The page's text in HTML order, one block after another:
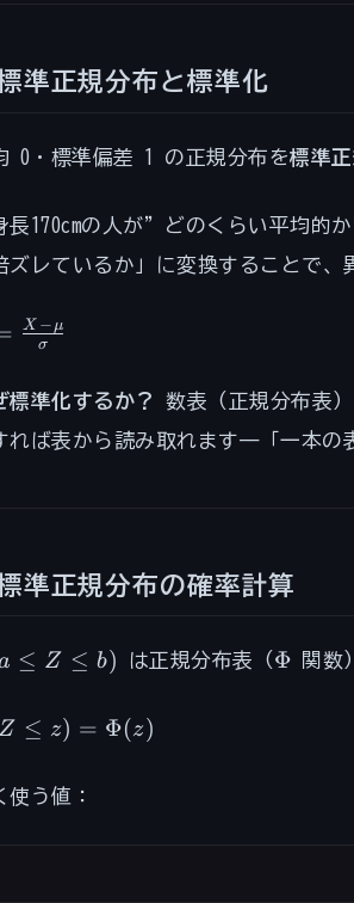
準正規分布と標準化
0・標準偏差 1 の正規分布を標準
長170cmの人が”どのくらい平均的
ズレているか」に変換することで
-
σ
X − μ
標準化するか？ 数表（正規分布表
れば表から読み取れます——「一本の
準正規分布の確率計算
≤ Z ≤ b) は正規分布表（ \Phi
Φ 関数
z)
Z ≤ z) = Φ(z)
使う値：